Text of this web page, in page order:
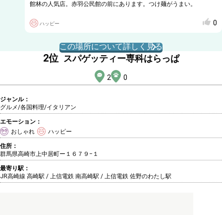
館林の人気店。赤羽公民館の前にあります。つけ麺がうまい。
ハッピー 0
この場所について詳しく見る
2位 スパゲッティー専科はらっぱ
2 0
ジャンル：
グルメ/各国料理/イタリアン
エモーション：
おしゃれ
ハッピー
住所：
群馬県高崎市上中居町ー１６７９−１
最寄り駅：
JR高崎線 高崎駅 / 上信電鉄 南高崎駅 / 上信電鉄 佐野のわたし駅